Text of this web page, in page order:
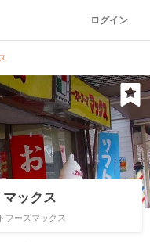
ログイン
ックス
フーズマックス